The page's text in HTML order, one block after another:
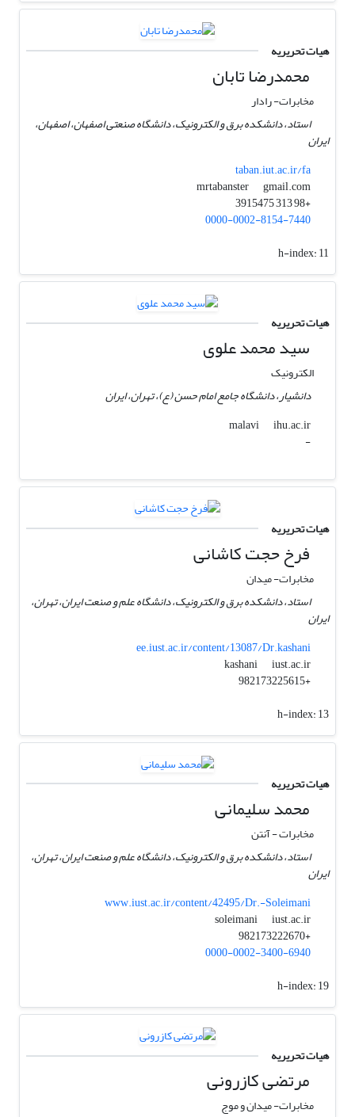
هیات تحریریه
محمدرضا تابان
مخابرات- رادار
استاد، دانشکده برق و الکترونیک، دانشگاه صنعتی اصفهان، اصفهان،
ایران
taban.iut.ac.ir/fa
mrtabanster
gmail.com
+98 313 3915475
0000-0002-8154-7440
h-index:11
هیات تحریریه
سید محمد علوی
الکترونیک
دانشیار، دانشگاه جامع امام حسن (ع)، تهران، ایران
malavi
ihu.ac.ir
-
هیات تحریریه
فرخ حجت کاشانی
مخابرات- میدان
استاد، دانشکده برق و الکترونیک، دانشگاه علم و صنعت ایران، تهران،
ایران
ee.iust.ac.ir/content/13087/Dr.kashani
kashani
iust.ac.ir
+982173225615
h-index:13
هیات تحریریه
محمد سلیمانی
مخابرات - آنتن
استاد، دانشکده برق و الکترونیک، دانشگاه علم و صنعت ایران، تهران،
ایران
www.iust.ac.ir/content/42495/Dr.-Soleimani
soleimani
iust.ac.ir
+982173222670
0000-0002-3400-6940
h-index:19
هیات تحریریه
مرتضی کازرونی
مخابرات- میدان و موج